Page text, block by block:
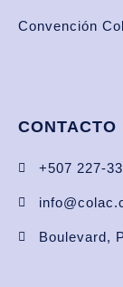
Convención
CONTACTO
+507 227-
Boulevard,